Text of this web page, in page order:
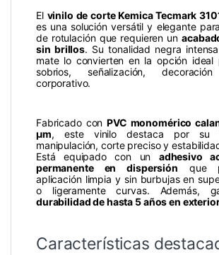
El vinilo de corte Kemica Tecmark
es una solución versátil y elegante
de rotulación que requieren un
sin brillos. Su tonalidad negra
mate lo convierten en la opción ideal
sobrios, señalización,
corporativo.
Fabricado conPVC monomérico
µm, este vinilo destaca por su
manipulación, corte preciso y
Está equipado con un adhesivo
permanente en dispersión que
aplicación limpia y sin burbujas en
o ligeramente curvas. Además,
durabilidad de hasta 5 años en
Características